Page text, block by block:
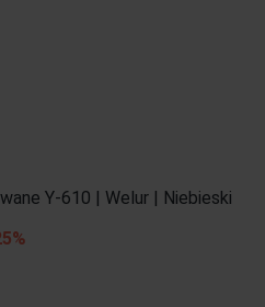
Y-610 | Welur | Niebieski